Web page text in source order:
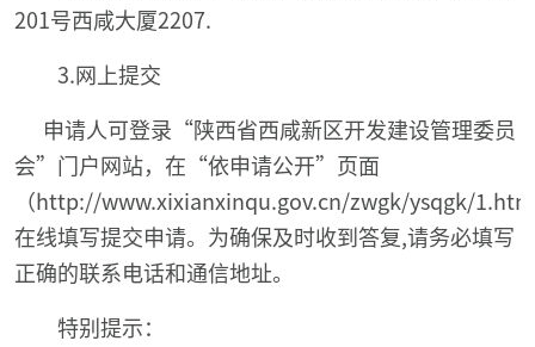
201号西咸大厦2207.
3.网上提交
申请人可登录“陕西省西咸新区开发建设管理委员
会”门户网站，在“依申请公开”页面
（http://www.xixianxinqu.gov.cn/zwgk/ysqgk/
在线填写提交申请。为确保及时收到答复,请务必填写
正确的联系电话和通信地址。
特别提示：